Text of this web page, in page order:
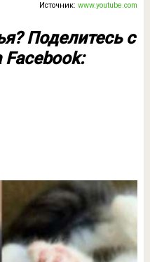
Источник:www.youtube.com
Поделитесь с
Facebook: